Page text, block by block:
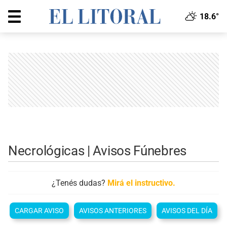
18.6°
Necrológicas | Avisos Fúnebres
¿Tenés dudas? Mirá el instructivo.
CARGAR AVISO AVISOS ANTERIORES AVISOS DEL DÍA